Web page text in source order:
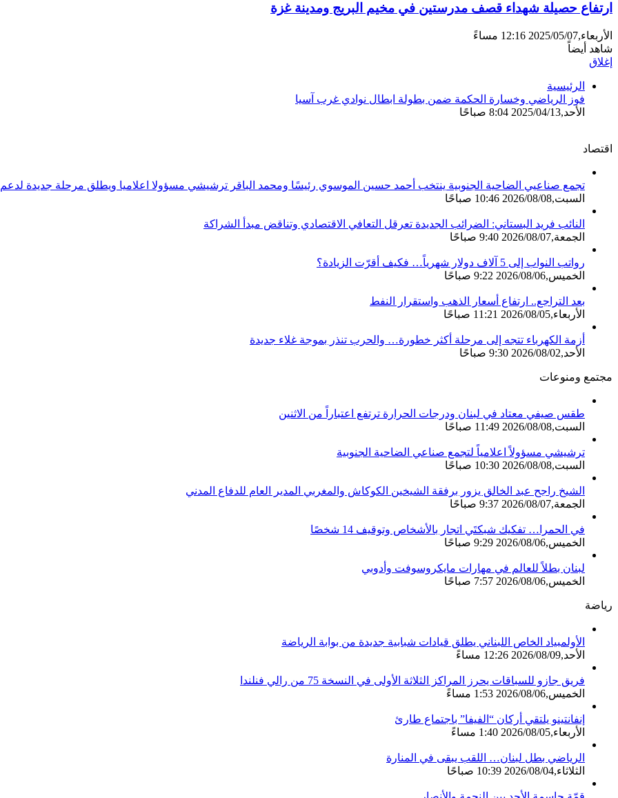
ارتفاع حصيلة شهداء قصف مدرستين في مخيم البريج ومدينة غزة
الأربعاء,2025/05/07 12:16 مساءً
شاهد أيضاً
إغلاق
الرئيسية
فوز الرياضي وخسارة الحكمة ضمن بطولة ابطال نوادي غرب آسيا
الأحد,2025/04/13 8:04 صباحًا
اقتصاد
تجمع صناعيي الضاحية الجنوبية ينتخب أحمد حسين الموسوي رئيسًا ومحمد الباقر ترشيشي مسؤولا اعلاميا ويطلق مرحلة جديدة لدعم
السبت,2026/08/08 10:46 صباحًا
النائب فريد البستاني: الضرائب الجديدة تعرقل التعافي الاقتصادي وتناقض مبدأ الشراكة
الجمعة,2026/08/07 9:40 صباحًا
رواتب النواب إلى 5 آلاف دولار شهرياً… فكيف أقرّت الزيادة؟
الخميس,2026/08/06 9:22 صباحًا
بعد التراجع.. ارتفاع أسعار الذهب واستقرار النفط
الأربعاء,2026/08/05 11:21 صباحًا
أزمة الكهرباء تتجه إلى مرحلة أكثر خطورة… والحرب تنذر بموجة غلاء جديدة
الأحد,2026/08/02 9:30 صباحًا
مجتمع ومنوعات
طقس صيفي معتاد في لبنان ودرجات الحرارة ترتفع اعتباراً من الاثنين
السبت,2026/08/08 11:49 صباحًا
ترشيشي مسؤولاً اعلامياً لتجمع صناعي الضاحية الجنوبية
السبت,2026/08/08 10:30 صباحًا
الشيخ راجح عبد الخالق يزور برفقة الشيخين الكوكاش والمغربي المدير العام للدفاع المدني
الجمعة,2026/08/07 9:37 صباحًا
في الحمرا… تفكيك شبكتَي اتجار بالأشخاص وتوقيف 14 شخصًا
الخميس,2026/08/06 9:29 صباحًا
لبنان بطلاً للعالم في مهارات مايكروسوفت وأدوبي
الخميس,2026/08/06 7:57 صباحًا
رياضة
الأولمبياد الخاص اللبناني يطلق قيادات شبابية جديدة من بوابة الرياضة
الأحد,2026/08/09 12:26 مساءً
فريق جازو للسباقات يحرز المراكز الثلاثة الأولى في النسخة 75 من رالي فنلندا
الخميس,2026/08/06 1:53 مساءً
إنفانتينو يلتقي أركان “الفيفا” باجتماع طارئ
الأربعاء,2026/08/05 1:40 مساءً
الرياضي بطل لبنان… اللقب يبقى في المنارة
الثلاثاء,2026/08/04 10:39 صباحًا